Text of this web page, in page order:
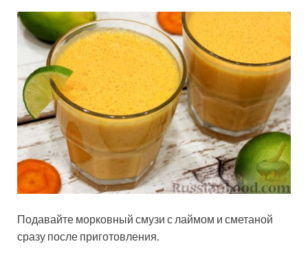
Подавайте морковный смузи с лаймом и сметаной
сразу после приготовления.